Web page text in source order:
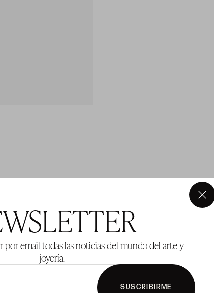
por email todas las noticias del mundo del arte y
joyería.
SUSCRIBIRME
×